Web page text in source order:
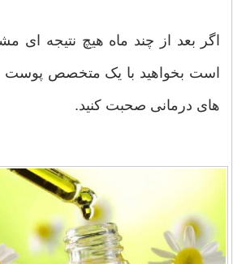
اگر بعد از چند ماه هیچ نتیجه ای
است بخواهید با یک متخصص پوست
های درمانی صحبت کنید.